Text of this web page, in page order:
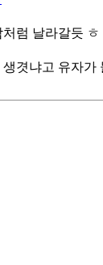
럼 날라갈듯 ㅎ
겻냐고 유자가